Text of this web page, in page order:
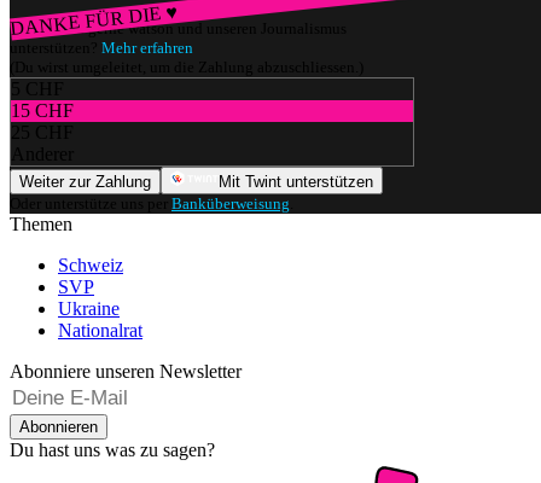
DANKE FÜR DIE ♥
Würdest du gerne watson und unseren Journalismus
unterstützen? Mehr erfahren
(Du wirst umgeleitet, um die Zahlung abzuschliessen.)
5 CHF
15 CHF
25 CHF
Anderer
Weiter zur Zahlung
Mit Twint unterstützen
Oder unterstütze uns per Banküberweisung
Themen
Schweiz
SVP
Ukraine
Nationalrat
Abonniere unseren Newsletter
Abonnieren
Du hast uns was zu sagen?